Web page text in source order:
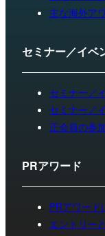
主な海外ア
セミナー／イベ
セミナー／
セミナー／
正会員の参
PRアワード
PRアワード
エントリー